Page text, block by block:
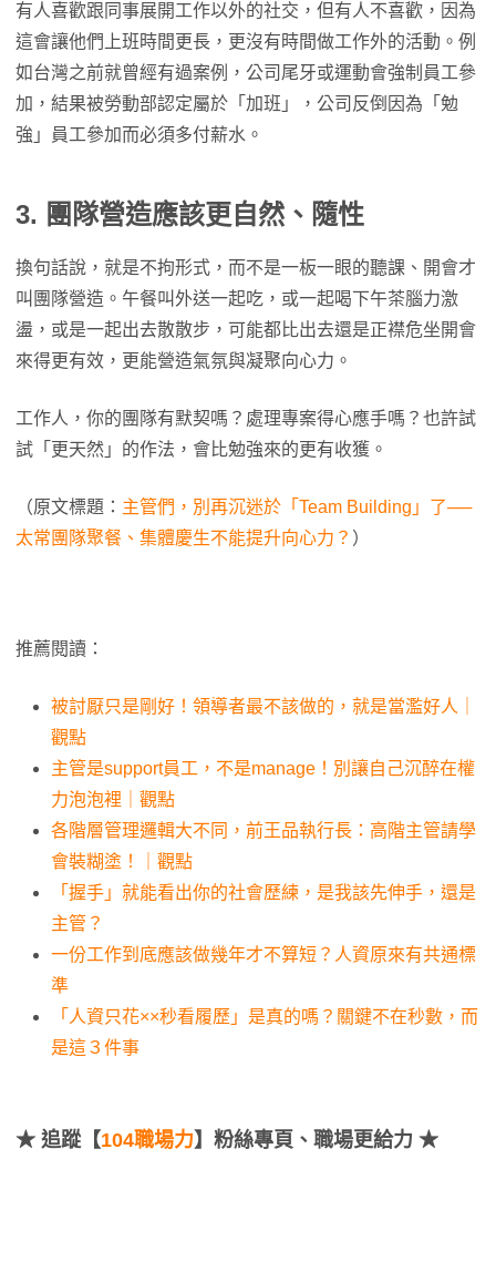
有人喜歡跟同事展開工作以外的社交，但有人不喜歡，因為
這會讓他們上班時間更長，更沒有時間做工作外的活動。例
如台灣之前就曾經有過案例，公司尾牙或運動會強制員工參
加，結果被勞動部認定屬於「加班」，公司反倒因為「勉
強」員工參加而必須多付薪水。
3. 團隊營造應該更自然、隨性
換句話說，就是不拘形式，而不是一板一眼的聽課、開會才
叫團隊營造。午餐叫外送一起吃，或一起喝下午茶腦力激
盪，或是一起出去散散步，可能都比出去還是正襟危坐開會
來得更有效，更能營造氣氛與凝聚向心力。
工作人，你的團隊有默契嗎？處理專案得心應手嗎？也許試
試「更天然」的作法，會比勉強來的更有收獲。
（原文標題： 主管們，別再沉迷於「Team Building」了──
太常團隊聚餐、集體慶生不能提升向心力？ ）
推薦閱讀：
被討厭只是剛好！領導者最不該做的，就是當濫好人｜
觀點
主管是support員工，不是manage！別讓自己沉醉在權
力泡泡裡｜觀點
各階層管理邏輯大不同，前王品執行長：高階主管請學
會裝糊塗！｜觀點
「握手」就能看出你的社會歷練，是我該先伸手，還是
主管？
一份工作到底應該做幾年才不算短？人資原來有共通標
準
「人資只花××秒看履歷」是真的嗎？關鍵不在秒數，而
是這３件事
★ 追蹤【104職場力】粉絲專頁、職場更給力 ★